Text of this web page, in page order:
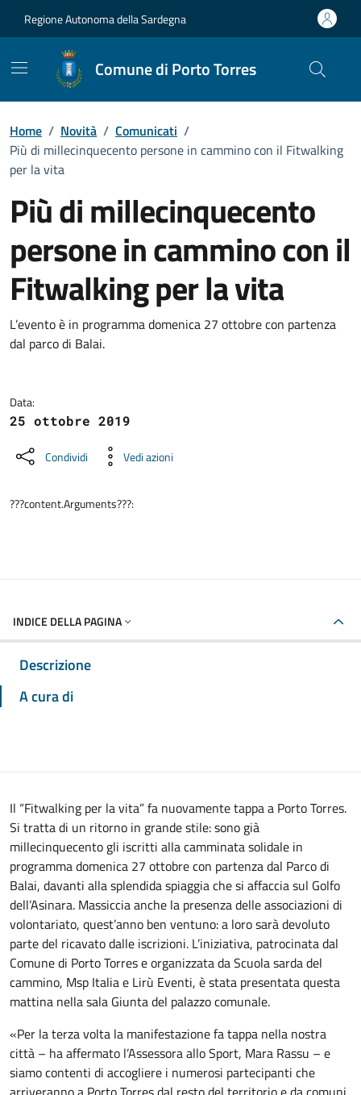
Regione Autonoma della Sardegna
Comune di Porto Torres
Home / Novità / Comunicati /
Più di millecinquecento persone in cammino con il Fitwalking
per la vita
Più di millecinquecento
persone in cammino con il
Fitwalking per la vita
Dettagli della notizia
L’evento è in programma domenica 27 ottobre con partenza
dal parco di Balai.
Data:
25 ottobre 2019
Condividi Vedi azioni
???content.Arguments???:
INDICE DELLA PAGINA
Descrizione
A cura di
Il “Fitwalking per la vita” fa nuovamente tappa a Porto Torres.
Si tratta di un ritorno in grande stile: sono già
millecinquecento gli iscritti alla camminata solidale in
programma domenica 27 ottobre con partenza dal Parco di
Balai, davanti alla splendida spiaggia che si affaccia sul Golfo
dell’Asinara. Massiccia anche la presenza delle associazioni di
volontariato, quest’anno ben ventuno: a loro sarà devoluto
parte del ricavato dalle iscrizioni. L’iniziativa, patrocinata dal
Comune di Porto Torres e organizzata da Scuola sarda del
cammino, Msp Italia e Lirù Eventi, è stata presentata questa
mattina nella sala Giunta del palazzo comunale.
«Per la terza volta la manifestazione fa tappa nella nostra
città – ha affermato l’Assessora allo Sport, Mara Rassu – e
siamo contenti di accogliere i numerosi partecipanti che